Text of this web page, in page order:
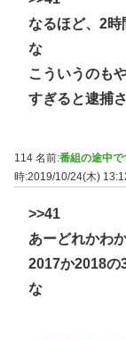
なるほど、2
な
こういうのも
すぎると逮捕
114 名前:番組の途中
時:2019/10/24(木)
>>41
あーどれかわ
2017か2018の
な